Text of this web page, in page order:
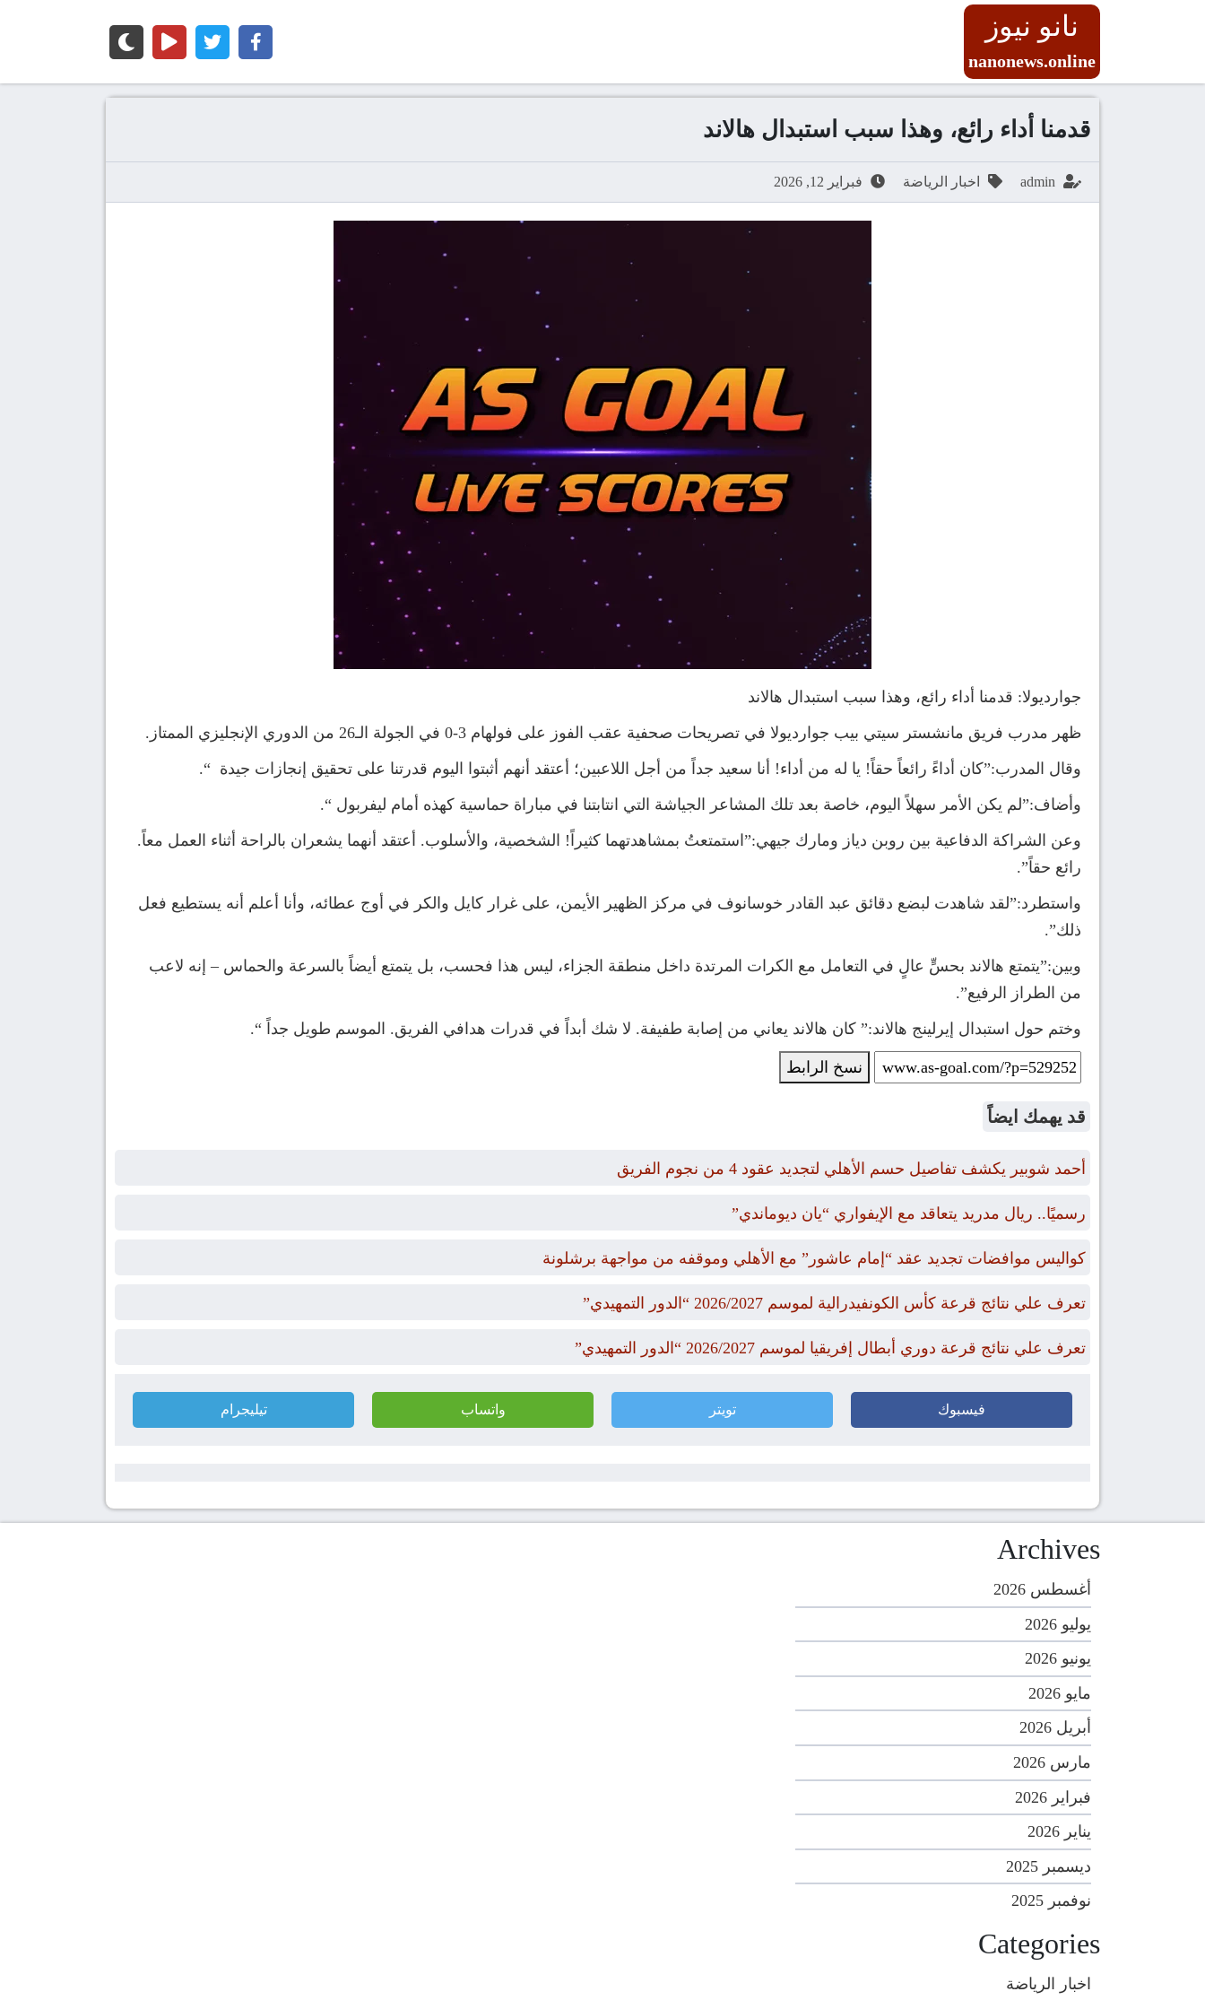
نانو نيوز
nanonews.online
قدمنا أداء رائع، وهذا سبب استبدال هالاند
admin اخبار الرياضة فبراير 12, 2026
جوارديولا: قدمنا أداء رائع، وهذا سبب استبدال هالاند
ظهر مدرب فريق مانشستر سيتي بيب جوارديولا في تصريحات صحفية عقب الفوز على فولهام 3-0 في الجولة الـ26 من الدوري الإنجليزي الممتاز.
وقال المدرب:”كان أداءً رائعاً حقاً! يا له من أداء! ​​أنا سعيد جداً من أجل اللاعبين؛ أعتقد أنهم أثبتوا اليوم قدرتنا على تحقيق إنجازات جيدة “.
وأضاف:”لم يكن الأمر سهلاً اليوم، خاصة بعد تلك المشاعر الجياشة التي انتابتنا في مباراة حماسية كهذه أمام ليفربول “.
وعن الشراكة الدفاعية بين روبن دياز ومارك جيهي:”استمتعتُ بمشاهدتهما كثيراً! الشخصية، والأسلوب. أعتقد أنهما يشعران بالراحة أثناء العمل معاً.
رائع حقاً”.
واستطرد:”لقد شاهدت لبضع دقائق عبد القادر خوسانوف في مركز الظهير الأيمن، على غرار كايل والكر في أوج عطائه، وأنا أعلم أنه يستطيع فعل
ذلك”.
وبين:”يتمتع هالاند بحسٍّ عالٍ في التعامل مع الكرات المرتدة داخل منطقة الجزاء، ليس هذا فحسب، بل يتمتع أيضاً بالسرعة والحماس – إنه لاعب
من الطراز الرفيع”.
وختم حول استبدال إيرلينج هالاند:” كان هالاند يعاني من إصابة طفيفة. لا شك أبداً في قدرات هدافي الفريق. الموسم طويل جداً “.
نسخ الرابط
قد يهمك ايضاً
أحمد شوبير يكشف تفاصيل حسم الأهلي لتجديد عقود 4 من نجوم الفريق
رسميًا.. ريال مدريد يتعاقد مع الإيفواري “يان ديوماندي”
كواليس موافضات تجديد عقد “إمام عاشور” مع الأهلي وموقفه من مواجهة برشلونة
تعرف علي نتائج قرعة كأس الكونفيدرالية لموسم 2026/2027 “الدور التمهيدي”
تعرف علي نتائج قرعة دوري أبطال إفريقيا لموسم 2026/2027 “الدور التمهيدي”
فيسبوك تويتر واتساب تيليجرام
Archives
أغسطس 2026
يوليو 2026
يونيو 2026
مايو 2026
أبريل 2026
مارس 2026
فبراير 2026
يناير 2026
ديسمبر 2025
نوفمبر 2025
Categories
اخبار الرياضة